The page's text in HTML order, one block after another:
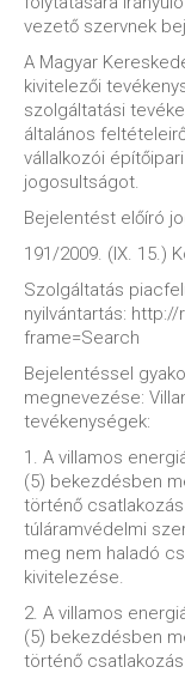
vezető szervnek
A Magyar
kivitelezői
szolgáltatási
általános
vállalkozói
jogosultságot.
Bejelentést előíró
191/2009. (IX. 15.)
Szolgáltatás
nyilvántartás:
frame=Search
Bejelentéssel
megnevezése:
tevékenységek:
1. A villamos
(5) bekezdésben
történő
túláramvédelmi
meg nem haladó
kivitelezése.
2. A villamos
(5) bekezdésben
történő